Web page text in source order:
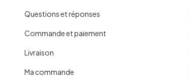
Questions et réponses
Commande et paiement
Livraison
Ma commande